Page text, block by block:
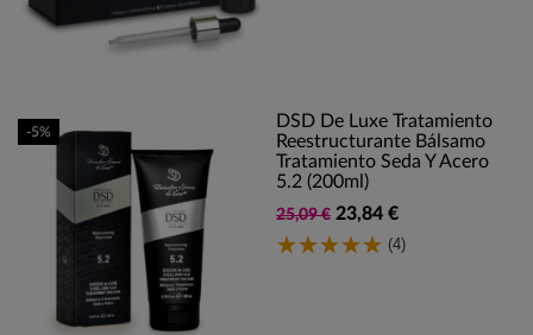
DSD De Luxe Tratamiento
Reestructurante Bálsamo
Tratamiento Seda Y Acero
5.2 (200ml)
25,09 € 23,84 €
(4)
-5%